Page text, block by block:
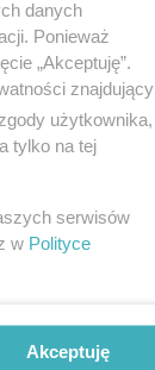
danych
Ponieważ
„Akceptuję”.
znajdujący
użytkownika,
tylko na tej
serwisów
w Polityce
Akceptuję